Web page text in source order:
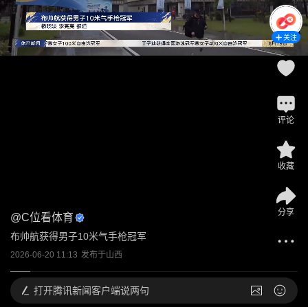
@C位看体育
布帅航获得男子10米气手枪冠军
2026-06-20 11:13 发布于山西
关注
评论
收藏
分享
打开腾讯新闻客户端说两句